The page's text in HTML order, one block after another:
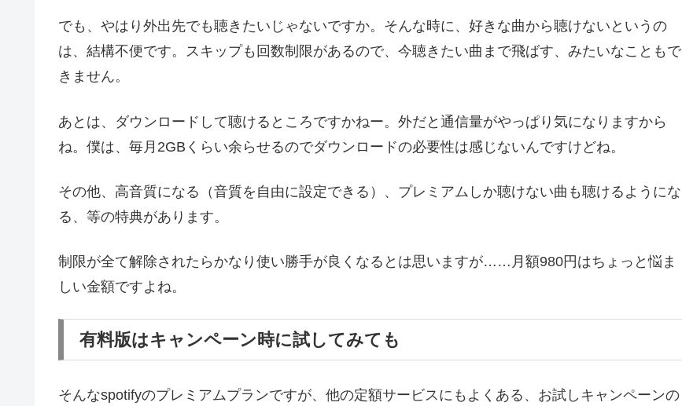
でも、やはり外出先でも聴きたいじゃないですか。そんな時に、好きな曲から聴けないというの
は、結構不便です。スキップも回数制限があるので、今聴きたい曲まで飛ばす、みたいなこともで
きません。
あとは、ダウンロードして聴けるところですかねー。外だと通信量がやっぱり気になりますから
ね。僕は、毎月2GBくらい余らせるのでダウンロードの必要性は感じないんですけどね。
その他、高音質になる（音質を自由に設定できる）、プレミアムしか聴けない曲も聴けるようにな
る、等の特典があります。
制限が全て解除されたらかなり使い勝手が良くなるとは思いますが……月額980円はちょっと悩ま
しい金額ですよね。
有料版はキャンペーン時に試してみても
そんなspotifyのプレミアムプランですが、他の定額サービスにもよくある、お試しキャンペーンの